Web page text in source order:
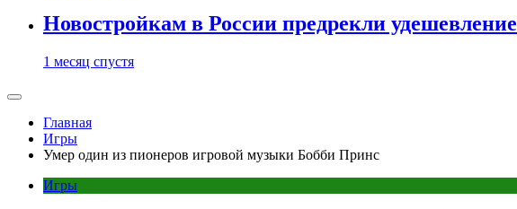
Новостройкам в России предрекли удешевление
1 месяц спустя
Главная
Игры
Умер один из пионеров игровой музыки Бобби Принс
Игры